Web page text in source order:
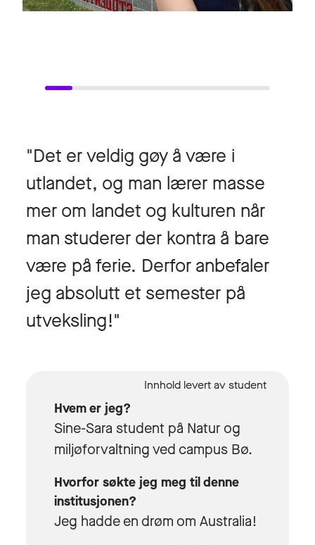
"Det er veldig gøy å være i
utlandet, og man lærer masse
mer om landet og kulturen når
man studerer der kontra å bare
være på ferie. Derfor anbefaler
jeg absolutt et semester på
utveksling!"
Hvem er jeg?
Sine-Sara student på Natur og
miljøforvaltning ved campus Bø.
Hvorfor søkte jeg meg til denne
institusjonen?
Jeg hadde en drøm om Australia!